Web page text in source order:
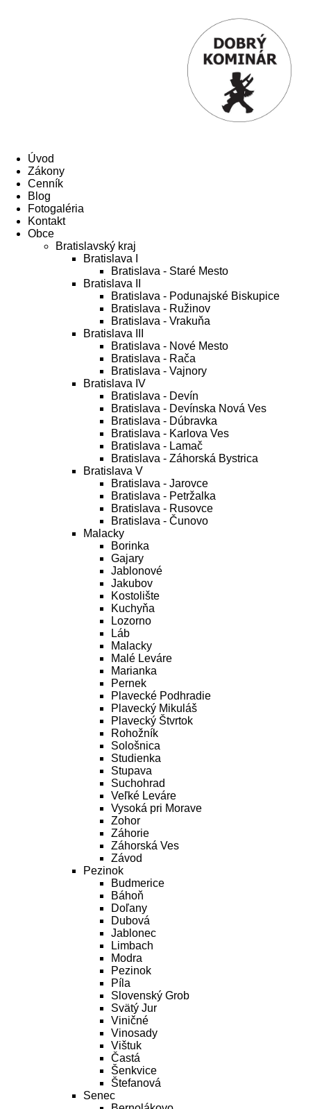
Úvod
Zákony
Cenník
Blog
Fotogaléria
Kontakt
Obce
Bratislavský kraj
Bratislava I
Bratislava - Staré Mesto
Bratislava II
Bratislava - Podunajské Biskupice
Bratislava - Ružinov
Bratislava - Vrakuňa
Bratislava III
Bratislava - Nové Mesto
Bratislava - Rača
Bratislava - Vajnory
Bratislava IV
Bratislava - Devín
Bratislava - Devínska Nová Ves
Bratislava - Dúbravka
Bratislava - Karlova Ves
Bratislava - Lamač
Bratislava - Záhorská Bystrica
Bratislava V
Bratislava - Jarovce
Bratislava - Petržalka
Bratislava - Rusovce
Bratislava - Čunovo
Malacky
Borinka
Gajary
Jablonové
Jakubov
Kostolište
Kuchyňa
Lozorno
Láb
Malacky
Malé Leváre
Marianka
Pernek
Plavecké Podhradie
Plavecký Mikuláš
Plavecký Štvrtok
Rohožník
Sološnica
Studienka
Stupava
Suchohrad
Veľké Leváre
Vysoká pri Morave
Zohor
Záhorie
Záhorská Ves
Závod
Pezinok
Budmerice
Báhoň
Doľany
Dubová
Jablonec
Limbach
Modra
Pezinok
Píla
Slovenský Grob
Svätý Jur
Viničné
Vinosady
Vištuk
Častá
Šenkvice
Štefanová
Senec